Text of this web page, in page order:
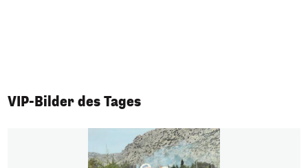
VIP-Bilder des Tages
1/50